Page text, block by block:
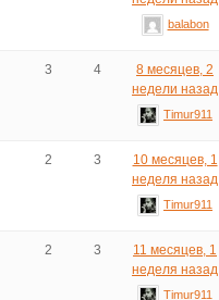
balabon
3 4
8 месяцев, 2
недели назад
Timur911
2 3
10 месяцев, 1
неделя назад
Timur911
2 3
11 месяцев, 1
неделя назад
Timur911